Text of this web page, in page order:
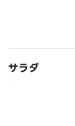
サラダ